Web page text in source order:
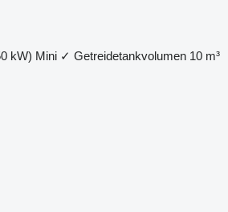
kW) Mini ✓ Getreidetankvolumen 10 m³